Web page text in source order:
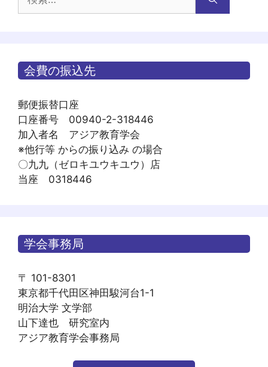
ョ索:
会費の振込先
郵便振替口座
口座番号 00940-2-318446
加入者名 アジア教育学会
※他行等 からの振り込み の場合
〇九九（ゼロキユウキユウ）店
当座 0318446
学会事務局
〒 101-8301
東京都千代田区神田駿河台1-1
明治大学 文学部
山下達也 研究室内
アジア教育学会事務局